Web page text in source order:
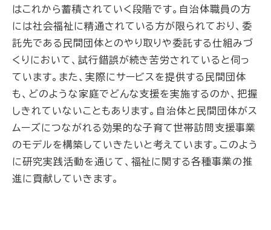
はこれから蓄積されていく段階です。自治体職員の方
には社会福祉に精通されている方が限られており、委
託先である民間団体とのやり取りや委託する仕組みづ
くりにおいて、試行錯誤が続き苦労されていると伺っ
ています。また、実際にサービスを提供する民間団体
も、どのような家庭でどんな支援を実施するのか、把握
しきれていないこともあります。自治体と民間団体がス
ムーズにつながれる効果的な子育て世帯訪問支援事業
のモデルを構築していきたいと考えています。このよう
に研究実践活動を通じて、福祉に関する各種事業の推
進に貢献していきます。